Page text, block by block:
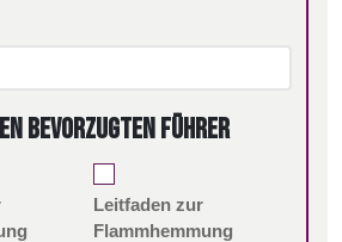
bevorzugten Führer
Leitfaden zur
Flammhemmung